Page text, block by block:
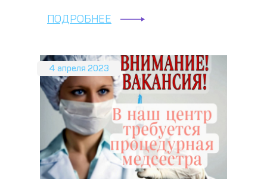
ПОДРОБНЕЕ
4 апреля 2023